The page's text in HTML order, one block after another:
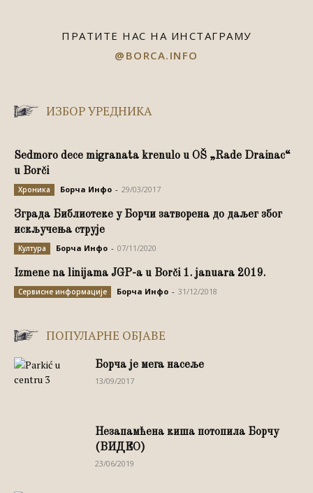
ПРАТИТЕ НАС НА ИНСТАГРАМУ
@BORCA.INFO
ИЗБОР УРЕДНИКА
Sedmoro dece migranata krenulo u OŠ „Rade Drainac“
u Borči
Хроника Борча Инфо - 29/03/2017
Зграда Библиотеке у Борчи затворена до даљег због
искључења струје
Култура Борча Инфо - 07/11/2020
Izmene na linijama JGP-a u Borči 1. januara 2019.
Сервисне информације Борча Инфо - 31/12/2018
ПОПУЛАРНЕ ОБЈАВЕ
Борча је мега насеље
13/09/2017
Незапамћена киша потопила Борчу
(ВИДЕО)
23/06/2019